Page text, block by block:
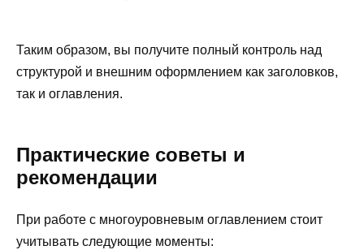
Таким образом, вы получите полный контроль над
структурой и внешним оформлением как заголовков,
так и оглавления.
Практические советы и
рекомендации
При работе с многоуровневым оглавлением стоит
учитывать следующие моменты: